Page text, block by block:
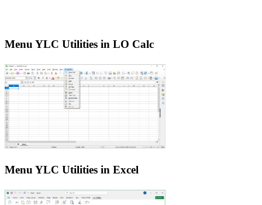
Menu YLC Utilities in LO Calc
Menu YLC Utilities in Excel